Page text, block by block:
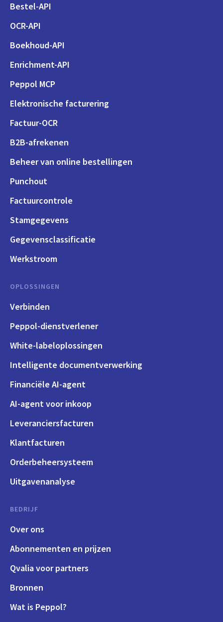
Bestel-API
OCR-API
Boekhoud-API
Enrichment-API
Peppol MCP
Elektronische facturering
Factuur-OCR
B2B-afrekenen
Beheer van online bestellingen
Punchout
Factuurcontrole
Stamgegevens
Gegevensclassificatie
Werkstroom
OPLOSSINGEN
Verbinden
Peppol-dienstverlener
White-labeloplossingen
Intelligente documentverwerking
Financiële AI-agent
AI-agent voor inkoop
Leveranciersfacturen
Klantfacturen
Orderbeheersysteem
Uitgavenanalyse
BEDRIJF
Over ons
Abonnementen en prijzen
Qvalia voor partners
Bronnen
Wat is Peppol?